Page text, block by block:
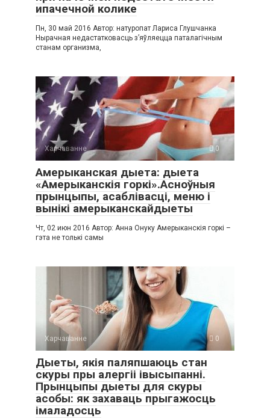
ипачечной колике
Пн, 30 май 2016 Автор: натуропат Лариса Глушчанка
Нырачная недастатковасць з’яўляецца паталагічным
станам организма,
Харчаванне 0
Амерыканская дыета: дыета
«Амерыканскія горкі».Асноўныя
прынцыпы, асаблівасці, меню і
вынікі амерыканскайдыеты
Чт, 02 июн 2016 Автор: Анна Онуку Амерыканскія горкі –
гэта не толькі самы
Харчаванне 0
Дыеты, якія паляпшаюць стан
скуры пры алергіі івысыпанні.
Прынцыпы дыеты для скуры
асобы: як захаваць прыгажосць
імаладосць